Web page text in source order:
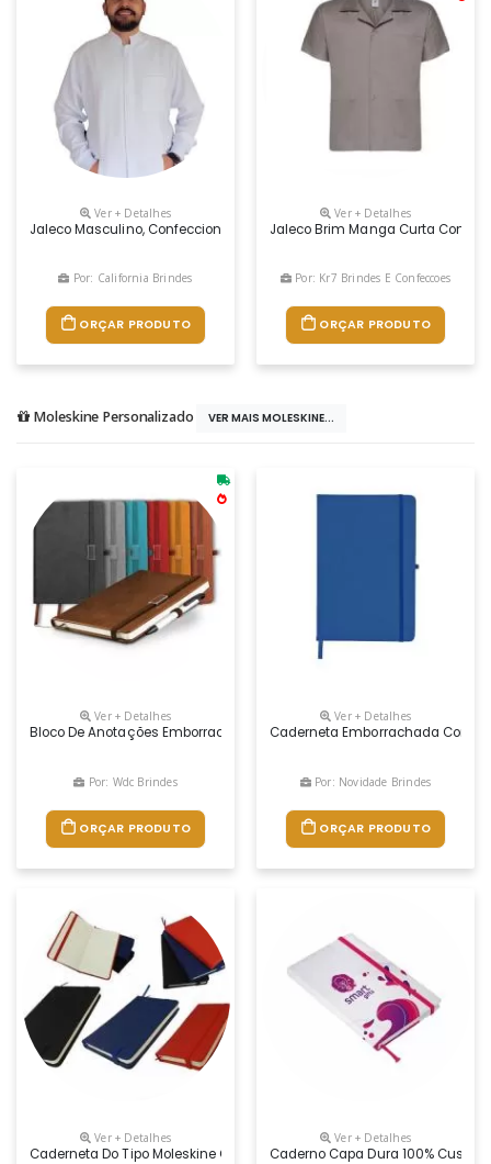
Ver + Detalhes
Jaleco Masculino, Confeccionado Com Tecido 100% Poliéster
Por: California Brindes
ORÇAR PRODUTO
Ver + Detalhes
Jaleco Brim Manga Curta Com 3
Por: Kr7 Brindes E Confeccoes
ORÇAR PRODUTO
Moleskine Personalizado VER MAIS MOLESKINE...
Ver + Detalhes
Bloco De Anotações Emborrachado. 96 Folhas Amarelas Sem Pauta,
Por: Wdc Brindes
ORÇAR PRODUTO
Ver + Detalhes
Caderneta Emborrachada Com
Por: Novidade Brindes
ORÇAR PRODUTO
Ver + Detalhes
Caderneta Do Tipo Moleskine Com Folhas Pautadas E Não Pautadas.
Ver + Detalhes
Caderno Capa Dura 100%